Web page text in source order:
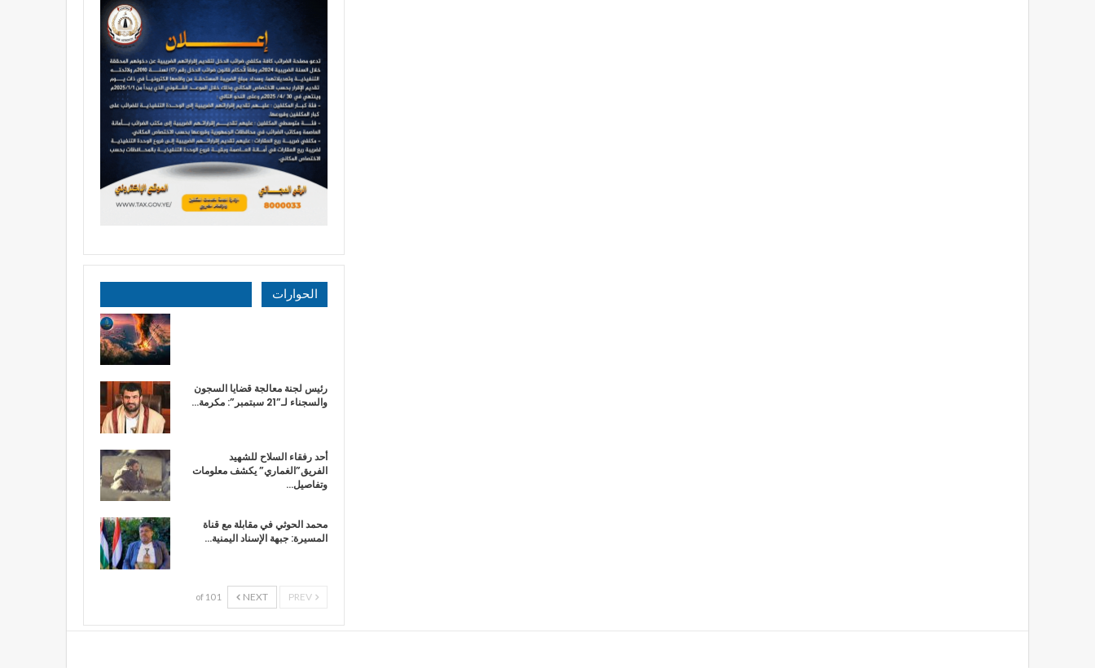
الحوارات
رئيس لجنة معالجة قضايا السجون
والسجناء لـ”21 سبتمبر”: مكرمة…
أحد رفقاء السلاح للشهيد
الفريق”الغماري” يكشف معلومات
وتفاصيل…
محمد الحوثي في مقابلة مع قناة
المسيرة: جبهة الإسناد اليمنية…
NEXT
1 of 10